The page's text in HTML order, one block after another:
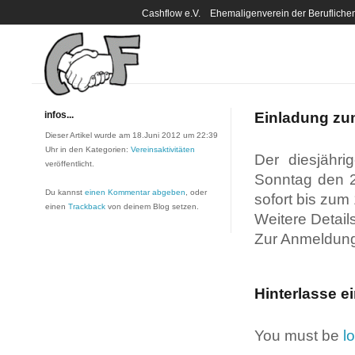
Cashflow e.V. Ehemaligenverein der
infos...
Dieser Artikel wurde am 18.Juni 2012 um 22:39
Uhr in den Kategorien: Vereinsaktivitäten
veröffentlicht.
Du kannst einen Kommentar abgeben , oder
einen Trackback von deinem Blog setzen.
Einladung
Der
Sonntag den
sofort bis zum
Weitere
Zur
Hinterlasse
You must be